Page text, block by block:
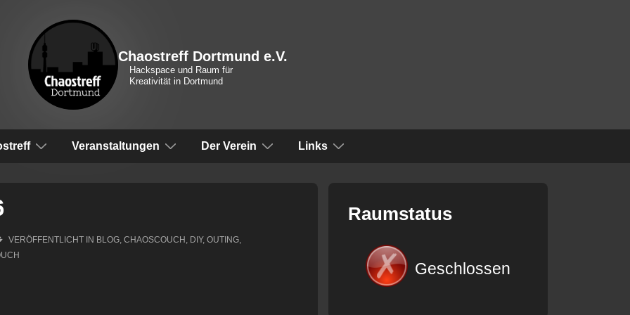
Chaostreff Dortmund e.V.
Hackspace und Raum für
Kreativität in Dortmund
Veranstaltungen Der Verein Links
VERÖFFENTLICHT IN BLOG, CHAOSCOUCH , DIY, OUTING,
Raumstatus
Geschlossen